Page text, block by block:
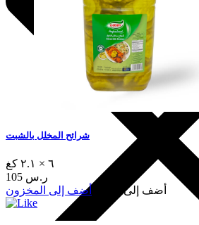
شرائح المخلل بالشبت
٦ × ٢.١ كغ
105 ر.س
أضف إلى السلة
أضف إلى المخزون